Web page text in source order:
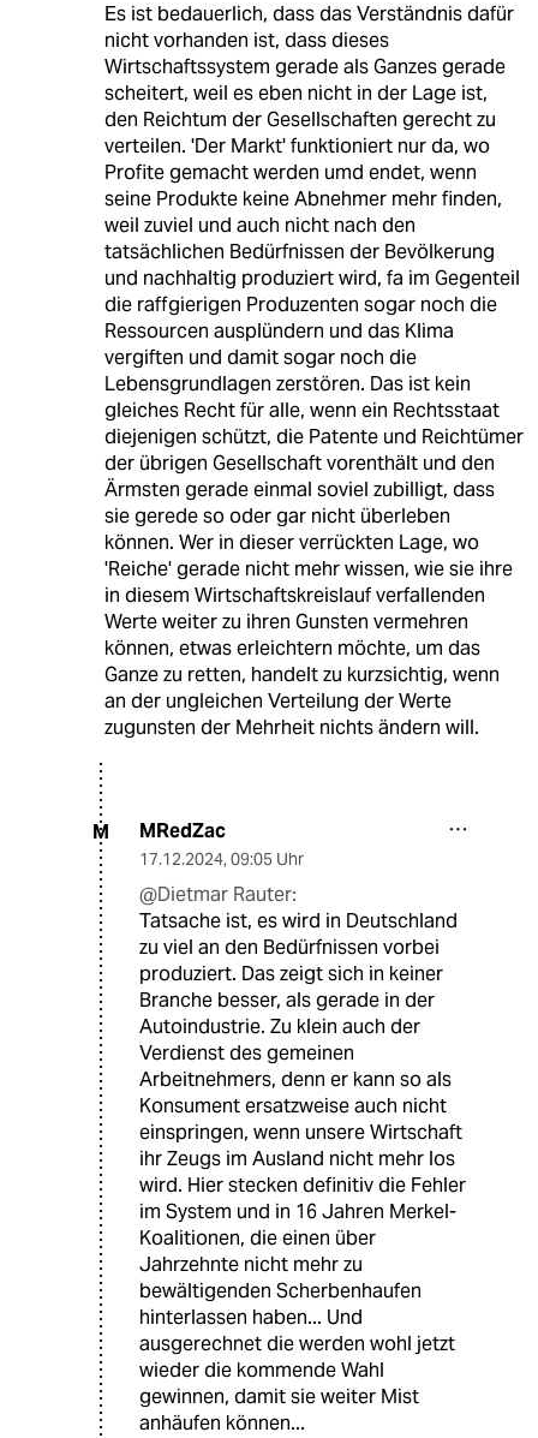
Es ist bedauerlich, dass das Verständnis dafür
nicht vorhanden ist, dass dieses
Wirtschaftssystem gerade als Ganzes gerade
scheitert, weil es eben nicht in der Lage ist,
den Reichtum der Gesellschaften gerecht zu
verteilen. 'Der Markt' funktioniert nur da, wo
Profite gemacht werden umd endet, wenn
seine Produkte keine Abnehmer mehr finden,
weil zuviel und auch nicht nach den
tatsächlichen Bedürfnissen der Bevölkerung
und nachhaltig produziert wird, fa im Gegenteil
die raffgierigen Produzenten sogar noch die
Ressourcen ausplündern und das Klima
vergiften und damit sogar noch die
Lebensgrundlagen zerstören. Das ist kein
gleiches Recht für alle, wenn ein Rechtsstaat
diejenigen schützt, die Patente und Reichtümer
der übrigen Gesellschaft vorenthält und den
Ärmsten gerade einmal soviel zubilligt, dass
sie gerede so oder gar nicht überleben
können. Wer in dieser verrückten Lage, wo
'Reiche' gerade nicht mehr wissen, wie sie ihre
in diesem Wirtschaftskreislauf verfallenden
Werte weiter zu ihren Gunsten vermehren
können, etwas erleichtern möchte, um das
Ganze zu retten, handelt zu kurzsichtig, wenn
an der ungleichen Verteilung der Werte
zugunsten der Mehrheit nichts ändern will.
M MRedZac
17.12.2024, 09:05 Uhr
@Dietmar Rauter:
Tatsache ist, es wird in Deutschland
zu viel an den Bedürfnissen vorbei
produziert. Das zeigt sich in keiner
Branche besser, als gerade in der
Autoindustrie. Zu klein auch der
Verdienst des gemeinen
Arbeitnehmers, denn er kann so als
Konsument ersatzweise auch nicht
einspringen, wenn unsere Wirtschaft
ihr Zeugs im Ausland nicht mehr los
wird. Hier stecken definitiv die Fehler
im System und in 16 Jahren Merkel-
Koalitionen, die einen über
Jahrzehnte nicht mehr zu
bewältigenden Scherbenhaufen
hinterlassen haben... Und
ausgerechnet die werden wohl jetzt
wieder die kommende Wahl
gewinnen, damit sie weiter Mist
anhäufen können...